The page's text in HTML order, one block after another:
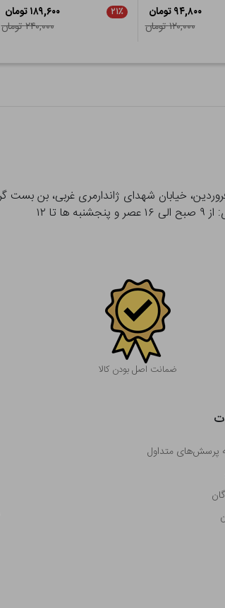
۹۴,۸۰۰ تومان
۱۲۰,۰۰۰ تومان
۲۱٪
۱۸۹,۶۰۰ تومان
۲۴۰,۰۰۰ تومان
۱۲
ضمانت اصل بودن کالا
پرسش‌های متداول